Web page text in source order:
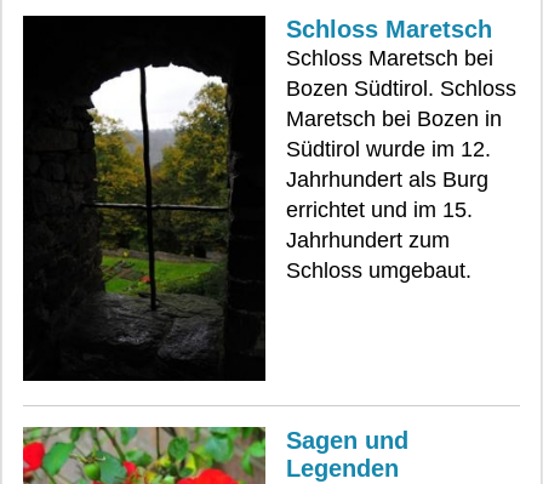
Schloss Maretsch
Schloss Maretsch bei
Bozen Südtirol. Schloss
Maretsch bei Bozen in
Südtirol wurde im 12.
Jahrhundert als Burg
errichtet und im 15.
Jahrhundert zum
Schloss umgebaut.
Sagen und
Legenden